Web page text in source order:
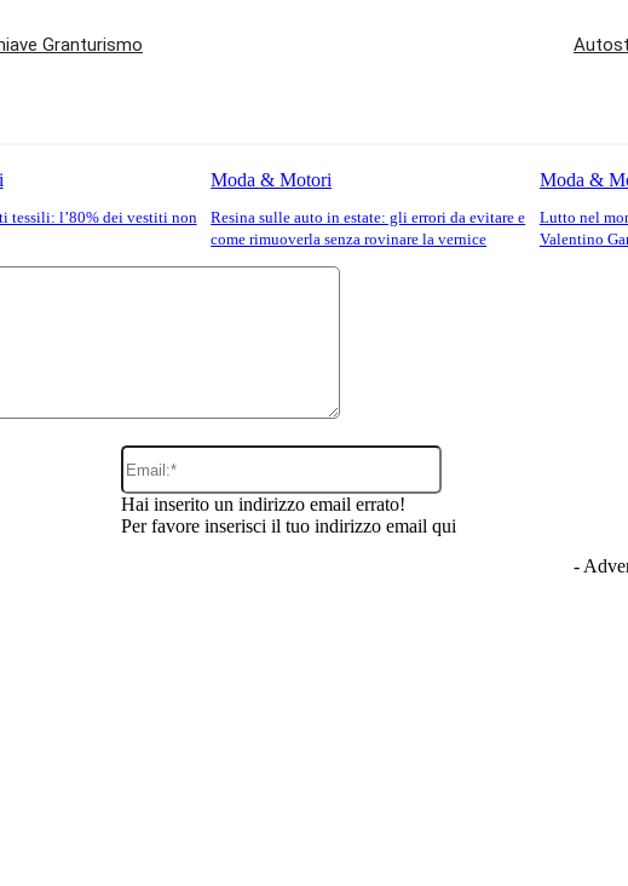
Granturismo
tessili: l’80% dei vestiti non
Moda & Motori
Resina sulle auto in estate: gli errori da evitare e
come rimuoverla senza rovinare la vernice
Moda &
Lutto nel
Valentino
Commento:
Email:*
Hai inserito un indirizzo email errato!
Per favore inserisci il tuo indirizzo email qui
-